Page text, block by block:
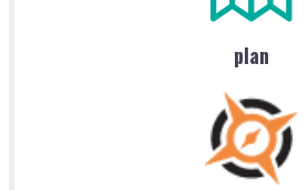
plan